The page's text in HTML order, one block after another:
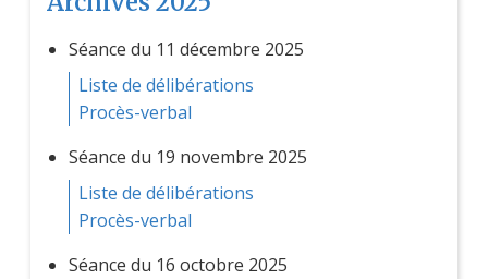
Séance du 11 décembre 2025
Liste de délibérations
Procès-verbal
Séance du 19 novembre 2025
Liste de délibérations
Procès-verbal
Séance du 16 octobre 2025